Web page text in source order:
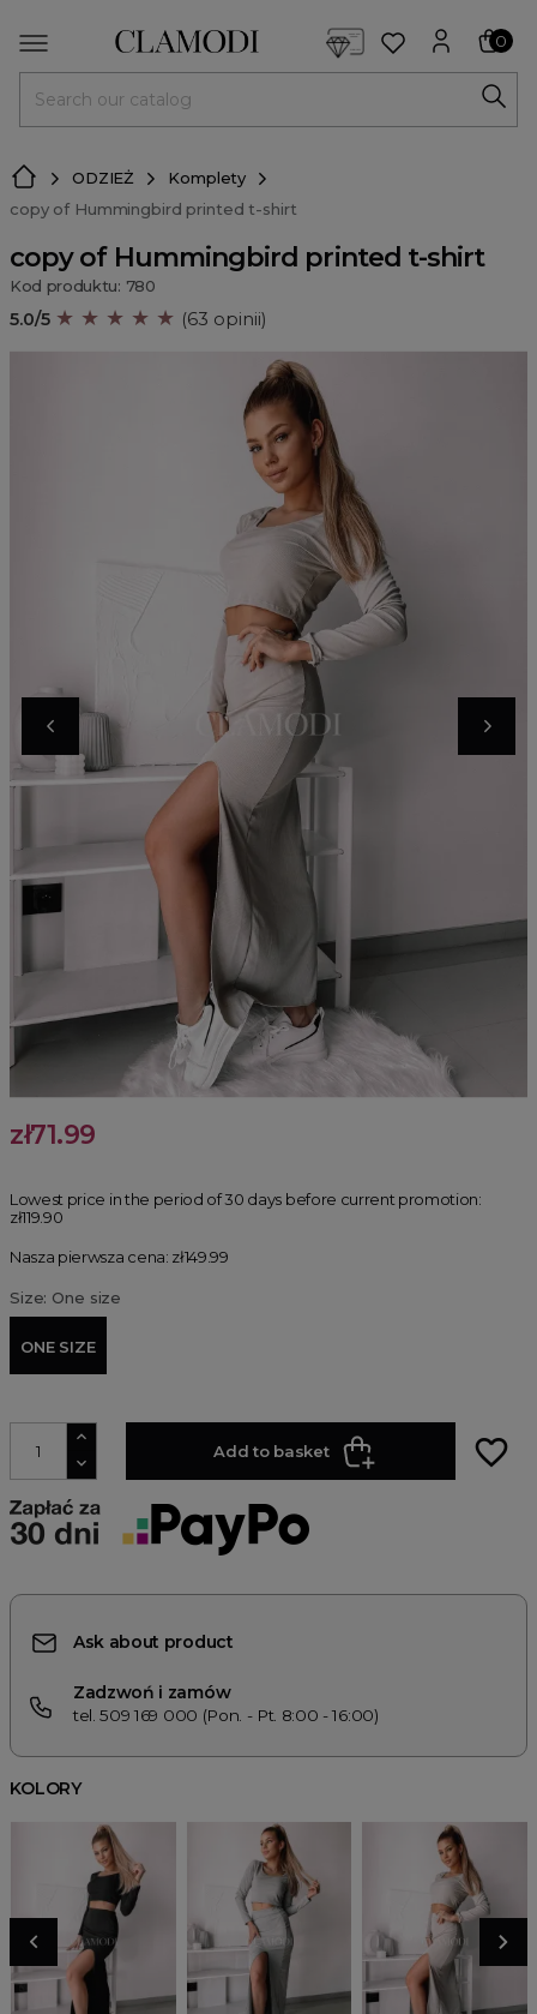
0
ODZIEŻ
Komplety
copy of Hummingbird printed t-shirt
copy of Hummingbird printed t-shirt
Kod produktu: 780
5.0/5 ★ ★ ★ ★ ★ (63 opinii)
zł71.99
Lowest price in the period of 30 days before current promotion:
zł119.90
Nasza pierwsza cena: zł149.99
Size: One size
ONE SIZE
Add to basket favorite_border
Ask about product
Zadzwoń i zamów
tel. 509 169 000 (Pon. - Pt. 8:00 - 16:00)
KOLORY